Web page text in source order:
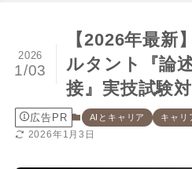
【2026年最新
ルタント『論
接』実技試験
2026
1/03
広告PR AIとキャリア キャリ
2026年1月3日